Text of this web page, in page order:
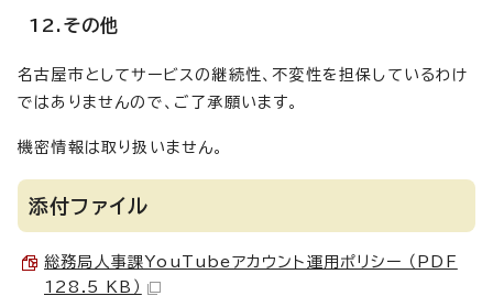
12.その他
名古屋市としてサービスの継続性、不変性を担保しているわけ
ではありませんので、ご了承願います。
機密情報は取り扱いません。
添付ファイル
総務局人事課YouTubeアカウント運用ポリシー （PDF
128.5 KB）